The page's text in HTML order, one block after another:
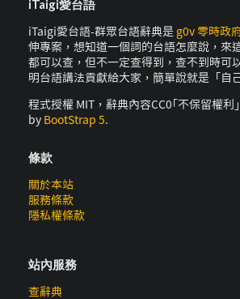
iTaigi愛台語
iTaigi愛台語-群眾台語辭典是 g0v 零時政
伸專案，想知道一個詞的台語怎麼說，來
都可以查，但不一定查得到，查不到時可
明台語講法貢獻給大家，簡單說就是「自
程式授權 MIT，辭典內容CC0｢不保留權
by BootStrap 5.
條款
關於本站
服務條款
隱私權條款
站內服務
查辭典